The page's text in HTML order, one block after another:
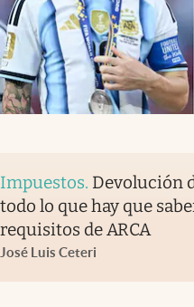
Impuestos. Devolución
todo lo que hay que
requisitos de ARCA
José Luis Ceteri